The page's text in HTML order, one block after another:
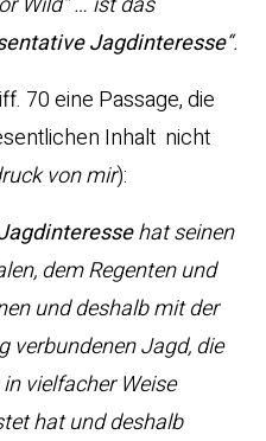
Jagdinteresse“.
70 eine Passage, die
Inhalt nicht
von mir):
hat seinen
dem Regenten und
und deshalb mit der
verbundenen Jagd, die
vielfacher Weise
hat und deshalb